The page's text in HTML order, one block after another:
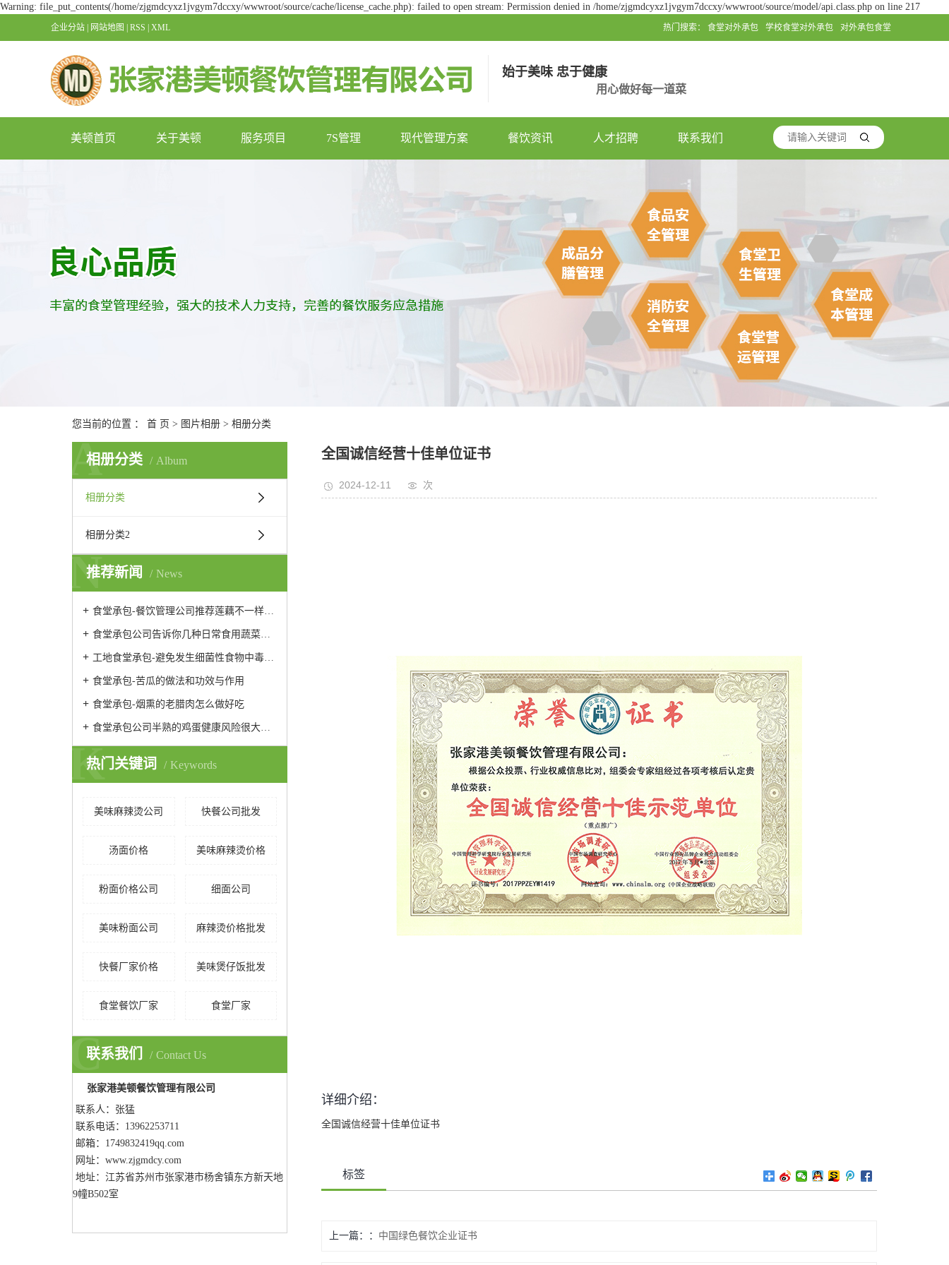
Warning: file_put_contents(/home/zjgmdcyxz1jvgym7dccxy/wwwroot/source/cache/license_cache.php): failed to open stream: Permission denied in /home/zjgmdcyxz1jvgym7dccxy/wwwroot/source/model/api.class.php on line 217
企业分站 网站地图 RSS XML 热门搜索： 食堂对外承包 学校食堂对外承包 对外承包食堂
始于美味 忠于健康
用心做好每一道菜
美顿首页 关于美顿 服务项目 7S管理 现代管理方案 餐饮资讯 人才招聘 联系我们
您当前的位置 ： 首 页 > 图片相册 > 相册分类
相册分类 Album
A
相册分类
相册分类2
推荐新闻 News
N
食堂承包-餐饮管理公司推荐莲藕不一样的做法
食堂承包公司告诉你几种日常食用蔬菜的保鲜方法
工地食堂承包-避免发生细菌性食物中毒的预防性措施
食堂承包-苦瓜的做法和功效与作用
食堂承包-烟熏的老腊肉怎么做好吃
食堂承包公司半熟的鸡蛋健康风险很大易引发腹泻发烧
热门关键词 Keywords
K
美味麻辣烫公司 快餐公司批发
汤面价格 美味麻辣烫价格
粉面价格公司 细面公司
美味粉面公司 麻辣烫价格批发
快餐厂家价格 美味煲仔饭批发
食堂餐饮厂家 食堂厂家
联系我们 Contact Us
C
张家港美顿餐饮管理有限公司
联系人：张猛
联系电话：13962253711
邮箱：1749832419qq.com
网址：www.zjgmdcy.com
地址： 江苏省苏州市张家港市杨舍镇东方新天地
9幢B502室
全国诚信经营十佳单位证书
2024-12-11 次
详细介绍：
全国诚信经营十佳单位证书
标签
上一篇： 中国绿色餐饮企业证书